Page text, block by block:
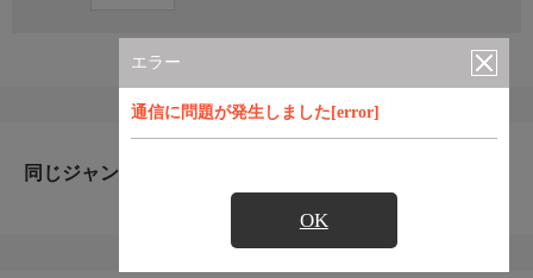
エラー
通信に問題が発生しました[error]
OK
同じジャンルのおすすめ番組